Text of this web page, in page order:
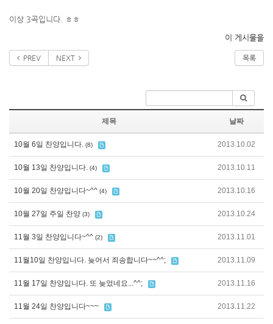
이상 3곡입니다. ㅎㅎ
이 게시물을
PREV NEXT 목록
제목 날짜
10월 6일 찬양입니다. (8) 2013.10.02
10월 13일 찬양입니다. (4) 2013.10.11
10월 20일 찬양입니다~^^ (4) 2013.10.16
10월 27일 주일 찬양 (3) 2013.10.24
11월 3일 찬양입니다~^^ (2) 2013.11.01
11월10일 찬양입니다. 늦어서 죄송합니다~~^^; 2013.11.09
11월 17일 찬양입니다. 또 늦었네요...^^; 2013.11.16
11월 24일 찬양입니다~~~ 2013.11.22